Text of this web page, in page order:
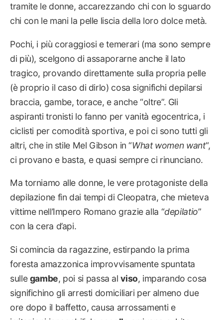
tramite le donne, accarezzando chi con lo sguardo
chi con le mani la pelle liscia della loro dolce metà.
Pochi, i più coraggiosi e temerari (ma sono sempre
di più), scelgono di assaporarne anche il lato
tragico, provando direttamente sulla propria pelle
(è proprio il caso di dirlo) cosa significhi depilarsi
braccia, gambe, torace, e anche “oltre”. Gli
aspiranti tronisti lo fanno per vanità egocentrica, i
ciclisti per comodità sportiva, e poi ci sono tutti gli
altri, che in stile Mel Gibson in “What women want“,
ci provano e basta, e quasi sempre ci rinunciano.
Ma torniamo alle donne, le vere protagoniste della
depilazione fin dai tempi di Cleopatra, che mieteva
vittime nell’Impero Romano grazie alla “depilatio”
con la cera d’api.
Si comincia da ragazzine, estirpando la prima
foresta amazzonica improvvisamente spuntata
sullegambe, poi si passa alviso, imparando cosa
significhino gli arresti domiciliari per almeno due
ore dopo il baffetto, causa arrossamenti e